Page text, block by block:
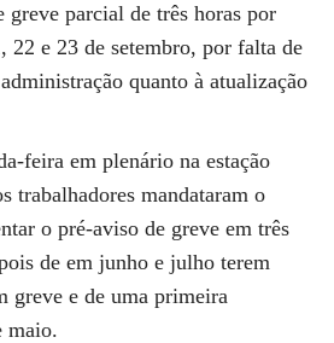
greve parcial de três horas por
22 e 23 de setembro, por falta de
quanto à atualização
feira em plenário na estação
trabalhadores mandataram o
o pré-aviso de greve em três
de em junho e julho terem
greve e de uma primeira
maio.